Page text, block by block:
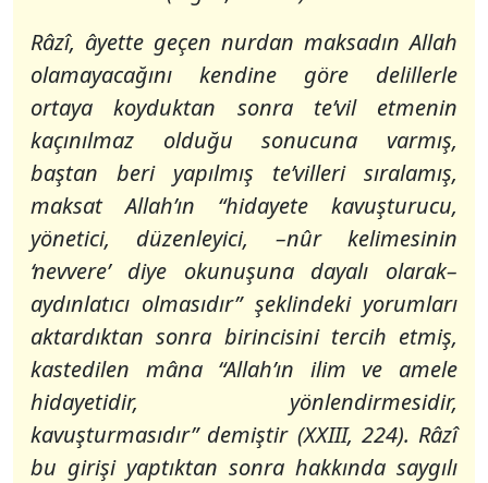
Râzî, âyette geçen nurdan maksadın Allah
olamayacağını kendine göre delillerle
ortaya koyduktan sonra te’vil etmenin
kaçınılmaz olduğu sonucuna varmış,
baştan beri yapılmış te’villeri sıralamış,
maksat Allah’ın “hidayete kavuşturucu,
yönetici, düzenleyici, –nûr kelimesinin
‘nevvere’ diye okunuşuna dayalı olarak–
aydınlatıcı olmasıdır” şeklindeki yorumları
aktardıktan sonra birincisini tercih etmiş,
kastedilen mâna “Allah’ın ilim ve amele
hidayetidir, yönlendirmesidir,
kavuşturmasıdır” demiştir (XXIII, 224). Râzî
bu girişi yaptıktan sonra hakkında saygılı